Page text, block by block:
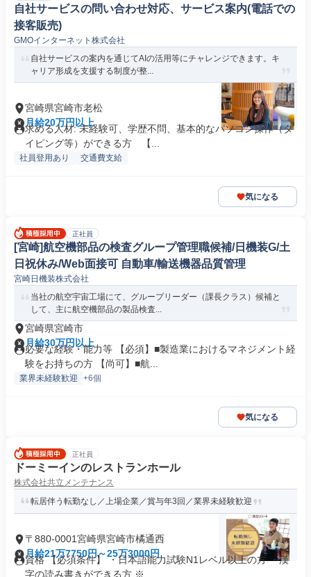
自社サービスの問い合わせ対応、サービス案内(電話での
接客販売)
GMOインターネット株式会社
自社サービスの案内を通じてAIの活用等にチャレンジできます。キ
ャリア形成を支援する制度が整...
宮崎県宮崎市老松
月給20万円以上
求める人材: 未経験可、学歴不問、基本的なパソコン操作（タ
イピング等）ができる方 【...
社員登用あり 交通費支給
気になる
正社員
[宮崎]航空機部品の検査グループ管理職候補/日機装G/土
日祝休み/Web面接可 自動車/輸送機器品質管理
宮崎日機装株式会社
当社の航空宇宙工場にて、グループリーダー（課長クラス）候補と
して、主に航空機部品の製品検査...
宮崎県宮崎市
月給30万円以上
必要な経験・能力等 【必須】■製造業におけるマネジメント経
験をお持ちの方 【尚可】■航...
業界未経験歓迎 +6個
気になる
正社員
ドーミーインのレストランホール
株式会社共立メンテナンス
転居伴う転勤なし／上場企業／賞与年3回／業界未経験歓迎
〒880-0001宮崎県宮崎市橘通西
月給21万7750円～25万3000円
資格 【必須条件】 ・日本語能力試験N1レベル以上の方 ・漢
字の読み書きができる方 ※...